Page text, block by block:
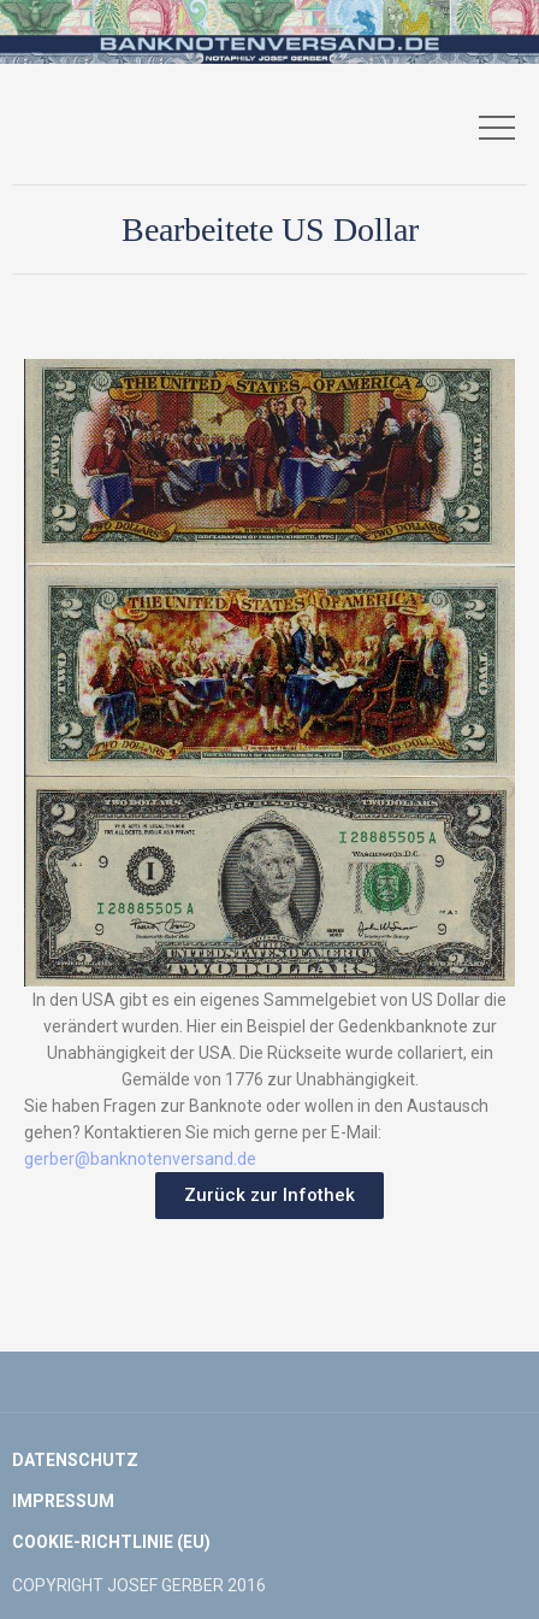
Bearbeitete US Dollar
In den USA gibt es ein eigenes Sammelgebiet von US Dollar die
verändert wurden. Hier ein Beispiel der Gedenkbanknote zur
Unabhängigkeit der USA. Die Rückseite wurde collariert, ein
Gemälde von 1776 zur Unabhängigkeit.
Sie haben Fragen zur Banknote oder wollen in den Austausch
gehen? Kontaktieren Sie mich gerne per E-Mail:
gerber@banknotenversand.de
Zurück zur Infothek
DATENSCHUTZ
IMPRESSUM
COOKIE-RICHTLINIE (EU)
COPYRIGHT JOSEF GERBER 2016